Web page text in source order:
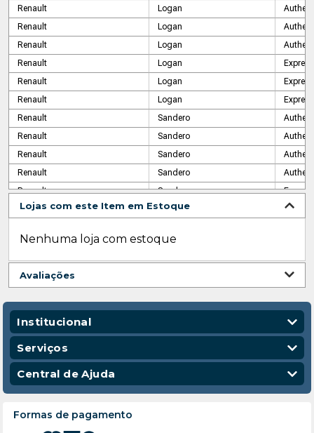
Renault
Logan
Renault
Logan
Renault
Logan
Renault
Logan
Renault
Logan
Renault
Logan
Renault
Sandero
Renault
Sandero
Renault
Sandero
Renault
Sandero
Renault
Sandero
Renault
Sandero
Renault
Sandero
Lojas com este Item em Estoque
Nenhuma loja com estoque
Avaliações
Institucional
Quem Somos
Nossas Lojas
Código de Conduta
Serviços
Vendas Corporativas
Entregas
Central de Ajuda
Política de Privacidade
Política de Troca e Devolução
Política de Frete e Entrega
Formas de pagamento